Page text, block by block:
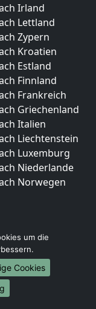
Irland
Lettland
Zypern
Kroatien
Estland
Finnland
Frankreich
Griechenland
Italien
Liechtenstein
Luxemburg
Niederlande
Norwegen
Hamburg
München
Köln
Frankfurt am
um die
Cookies